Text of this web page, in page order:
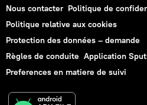
Nous contacter Politique de
Politique relative aux cookies
Protection des données – demande
Règles de conduite Application
Preferences en matiere de suivi